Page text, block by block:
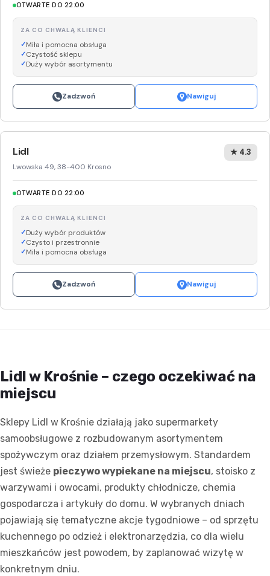
OTWARTE DO 22:00
ZA CO CHWALĄ KLIENCI
Miła i pomocna obsługa
Czystość sklepu
Duży wybór asortymentu
Zadzwoń Nawiguj
Lidl
Lwowska 49, 38-400 Krosno
★ 4.3
OTWARTE DO 22:00
ZA CO CHWALĄ KLIENCI
Duży wybór produktów
Czysto i przestronnie
Miła i pomocna obsługa
Zadzwoń Nawiguj
Lidl w Krośnie – czego oczekiwać na
miejscu
Sklepy Lidl w Krośnie działają jako supermarkety
samoobsługowe z rozbudowanym asortymentem
spożywczym oraz działem przemysłowym. Standardem
jest świeże pieczywo wypiekane na miejscu, stoisko z
warzywami i owocami, produkty chłodnicze, chemia
gospodarcza i artykuły do domu. W wybranych dniach
pojawiają się tematyczne akcje tygodniowe – od sprzętu
kuchennego po odzież i elektronarzędzia, co dla wielu
mieszkańców jest powodem, by zaplanować wizytę w
konkretnym dniu.